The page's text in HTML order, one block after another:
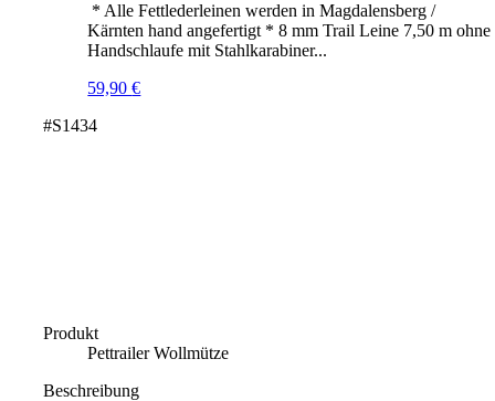
* Alle Fettlederleinen werden in Magdalensberg /
Kärnten hand angefertigt * 8 mm Trail Leine 7,50 m ohne
Handschlaufe mit Stahlkarabiner...
59,90€
#S1434
Produkt
Pettrailer Wollmütze
Beschreibung